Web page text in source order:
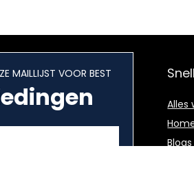
MAILLIJST VOOR BEST
Alles
Blogs